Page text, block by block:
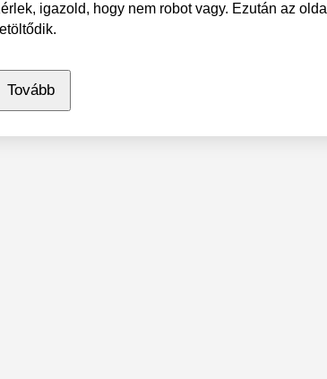
igazold, hogy nem robot vagy. Ezután az oldal
Tovább